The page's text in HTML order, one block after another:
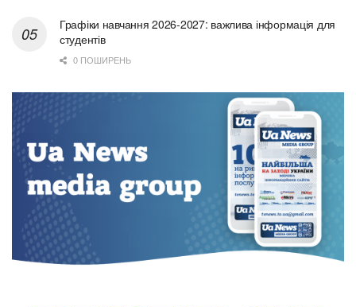
Графіки навчання 2026-2027: важлива інформація для
студентів
0 ПОШИРЕНЬ